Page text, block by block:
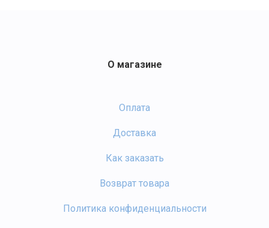
О магазине
Оплата
Доставка
Как заказать
Возврат товара
Политика конфиденциальности